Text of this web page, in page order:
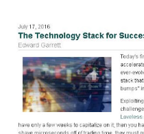
ครับ การอยู่รอดมันไม่ได้มาจา
มาจากการเข้าใจ และรู้จักวา
กับอนาคตที่เราไม่รู้ว่าอะไรจ
http://